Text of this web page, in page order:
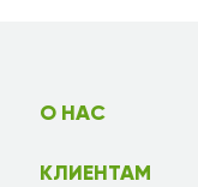
О НАС
КЛИЕНТАМ